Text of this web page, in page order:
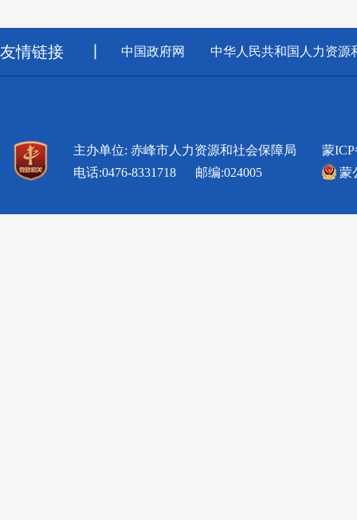
友情链接 中国政府网 中华人民共和国人力资源
主办单位: 赤峰市人力资源和社会保障局
电话:0476-8331718 邮编:024005
蒙ICP
蒙